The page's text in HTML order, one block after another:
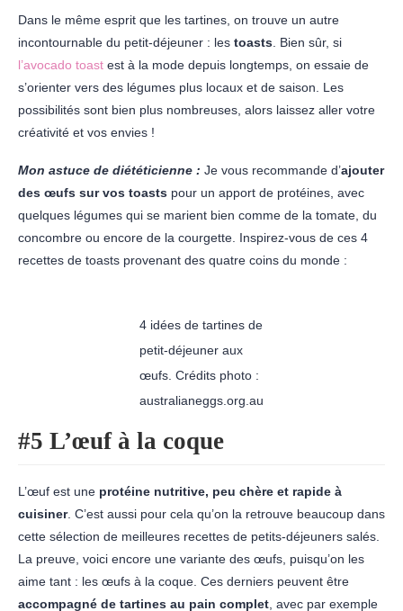
Dans le même esprit que les tartines, on trouve un autre
incontournable du petit-déjeuner : les toasts . Bien sûr, si
l’avocado toast est à la mode depuis longtemps, on essaie de
s’orienter vers des légumes plus locaux et de saison. Les
possibilités sont bien plus nombreuses, alors laissez aller votre
créativité et vos envies !
Mon astuce de diététicienne : Je vous recommande d’ajouter
des œufs sur vos toasts pour un apport de protéines, avec
quelques légumes qui se marient bien comme de la tomate, du
concombre ou encore de la courgette. Inspirez-vous de ces 4
recettes de toasts provenant des quatre coins du monde :
4 idées de tartines de
petit-déjeuner aux
œufs. Crédits photo :
australianeggs.org.au
#5 L’œuf à la coque
L’œuf est une protéine nutritive, peu chère et rapide à
cuisiner. C’est aussi pour cela qu’on la retrouve beaucoup dans
cette sélection de meilleures recettes de petits-déjeuners salés.
La preuve, voici encore une variante des œufs, puisqu’on les
aime tant : les œufs à la coque. Ces derniers peuvent être
accompagné de tartines au pain complet , avec par exemple